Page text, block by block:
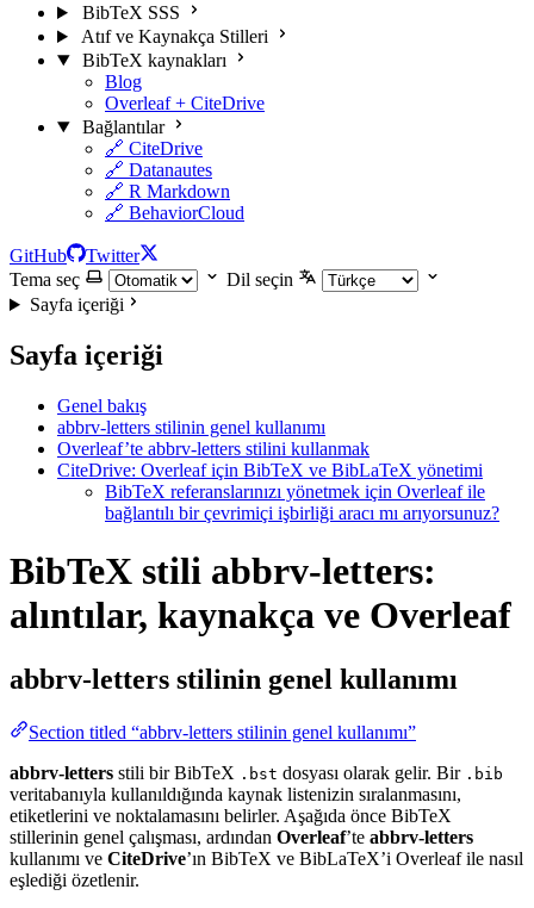
BibTeX SSS
Atıf ve Kaynakça Stilleri
BibTeX kaynakları
Blog
Overleaf + CiteDrive
Bağlantılar
🔗 CiteDrive
🔗 Datanautes
🔗 R Markdown
🔗 BehaviorCloud
GitHub
Twitter
Tema seç
Dil seçin
Sayfa içeriği
Sayfa içeriği
Genel bakış
abbrv-letters stilinin genel kullanımı
Overleaf’te abbrv-letters stilini kullanmak
CiteDrive: Overleaf için BibTeX ve BibLaTeX yönetimi
BibTeX referanslarınızı yönetmek için Overleaf ile
bağlantılı bir çevrimiçi işbirliği aracı mı arıyorsunuz?
BibTeX stili abbrv-letters:
alıntılar, kaynakça ve Overleaf
abbrv-letters stilinin genel kullanımı
Section titled “abbrv-letters stilinin genel kullanımı”
abbrv-letters stili bir BibTeX .bst dosyası olarak gelir. Bir .bib
veritabanıyla kullanıldığında kaynak listenizin sıralanmasını,
etiketlerini ve noktalamasını belirler. Aşağıda önce BibTeX
stillerinin genel çalışması, ardından Overleaf’te abbrv-letters
kullanımı ve CiteDrive’ın BibTeX ve BibLaTeX’i Overleaf ile nasıl
eşlediği özetlenir.